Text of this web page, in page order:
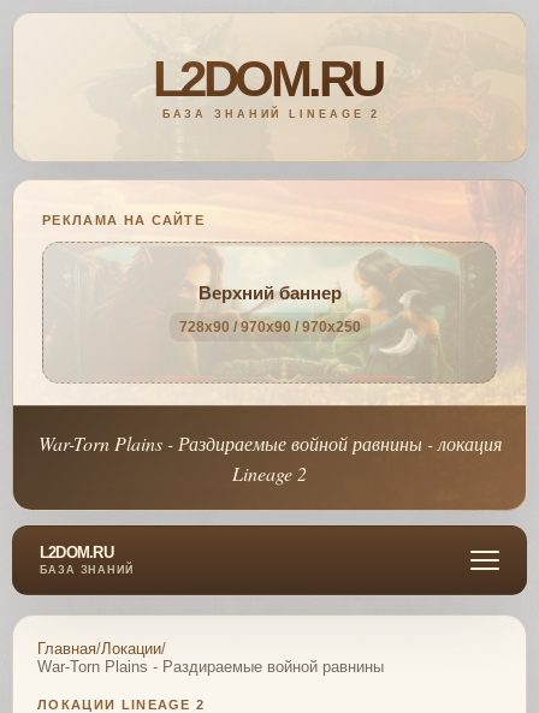
РЕКЛАМА НА САЙТЕ
Верхний баннер
728x90 / 970x90 / 970x250
War-Torn Plains - Раздираемые войной равнины - локация
Lineage 2
L2DOM.RU
БАЗА ЗНАНИЙ
Главная/Локации/
War-Torn Plains - Раздираемые войной равнины
ЛОКАЦИИ LINEAGE 2